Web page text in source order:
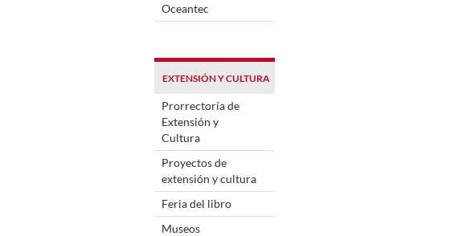
Oceantec
EXTENSIÓN Y CULTURA
Prorrectoría de
Extensión y
Cultura
Proyectos de
extensión y cultura
Feria del libro
Museos